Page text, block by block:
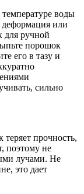
воды
или
для ручной
порошок
его в тазу и
сильно
теряет прочность,
поэтому не
лучами. Не
это дает